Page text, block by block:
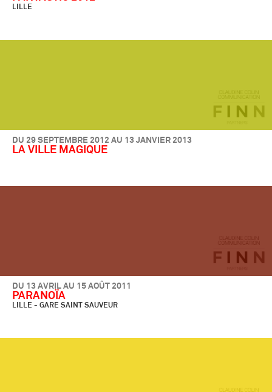
LILLE
DU 29 SEPTEMBRE 2012 AU 13 JANVIER 2013
LA VILLE MAGIQUE
DU 13 AVRIL AU 15 AOÛT 2011
PARANOÏA
LILLE - GARE SAINT SAUVEUR